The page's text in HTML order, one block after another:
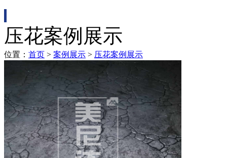
压花案例展示
位置： 首页 > 案例展示 > 压花案例展示